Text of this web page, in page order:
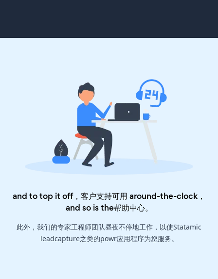
and to top it off，客户支持可用 around-the-clock，
and so is the帮助中心。
此外，我们的专家工程师团队昼夜不停地工作，以使Statamic
leadcapture之类的powr应用程序为您服务。